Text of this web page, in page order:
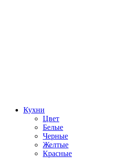
Кухни
Цвет
Белые
Черные
Желтые
Красные